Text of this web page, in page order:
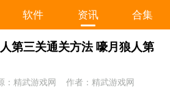
软件 资讯 合集
第三关通关方法 嚎月狼人第
：精武游戏网 作者：精武游戏网